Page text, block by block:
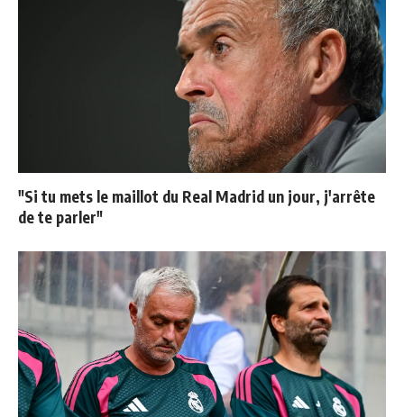
"Si tu mets le maillot du Real Madrid un jour, j'arrête
de te parler"